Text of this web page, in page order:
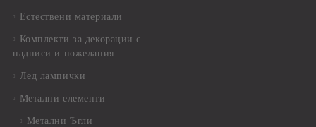
Естествени материали
Комплекти за декорации с
надписи и пожелания
Лед лампички
Метални елементи
Метални Ъгли